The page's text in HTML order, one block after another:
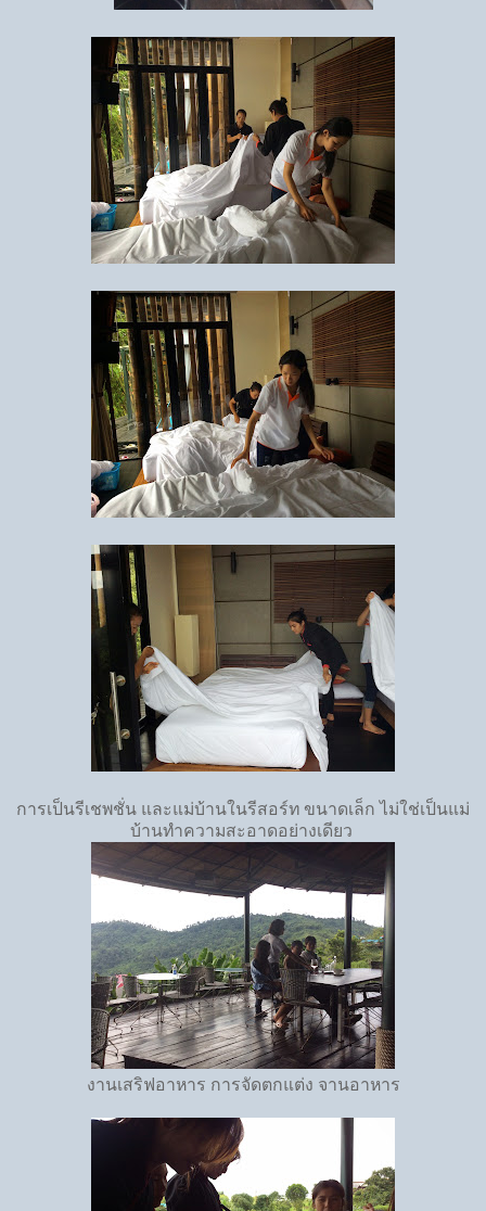
การเป็นรีเชพชั่น และแม่บ้านในรีสอร์ท ขนาดเล็ก ไม่ใช่เป็นแม่
บ้านทำความสะอาดอย่างเดียว
งานเสริฟอาหาร การจัดตกแต่ง จานอาหาร